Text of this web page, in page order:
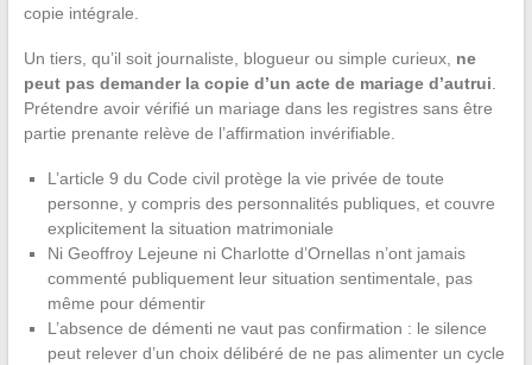
copie intégrale.
Un tiers, qu’il soit journaliste, blogueur ou simple curieux, ne
peut pas demander la copie d’un acte de mariage d’autrui.
Prétendre avoir vérifié un mariage dans les registres sans être
partie prenante relève de l’affirmation invérifiable.
L’article 9 du Code civil protège la vie privée de toute
personne, y compris des personnalités publiques, et couvre
explicitement la situation matrimoniale
Ni Geoffroy Lejeune ni Charlotte d’Ornellas n’ont jamais
commenté publiquement leur situation sentimentale, pas
même pour démentir
L’absence de démenti ne vaut pas confirmation : le silence
peut relever d’un choix délibéré de ne pas alimenter un cycle